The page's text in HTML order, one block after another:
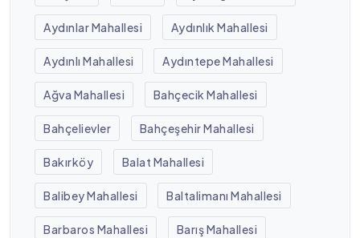
Aydınlar Mahallesi Aydınlık Mahallesi
Aydınlı Mahallesi Aydıntepe Mahallesi
Ağva Mahallesi Bahçecik Mahallesi
Bahçelievler Bahçeşehir Mahallesi
Bakırköy Balat Mahallesi
Balibey Mahallesi Baltalimanı Mahallesi
Barbaros Mahallesi Barış Mahallesi